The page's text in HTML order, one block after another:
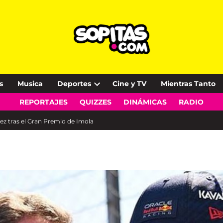
Musica Deportes
Open
dropdown
Cine y TV Mientras Tanto
REPORTAJES QUIZZES DINÁMICAS RADIO
tras el Gran Premio de Imola